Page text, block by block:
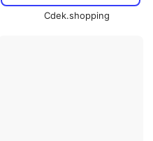
Cdek.shopping